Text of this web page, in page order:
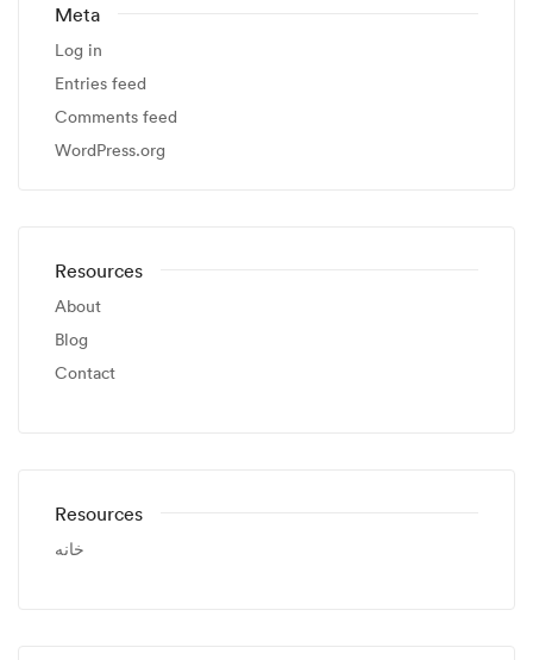
Meta
Log in
Entries feed
Comments feed
WordPress.org
Resources
About
Blog
Contact
Resources
خانه